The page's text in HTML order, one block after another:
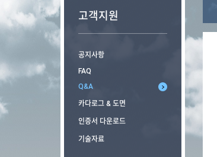
고객지원
공지사항
FAQ
Q&A
카다로그 & 도면
인증서 다운로드
기술자료